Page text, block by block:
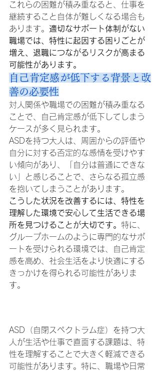
これらの困難が積み重なると、仕事を
継続すること自体が難しくなる場合も
あります。 適切なサポート体制がない
職場では、特性に起因する困りごとが
増え、退職につながるリスクが高まる
可能性があります。
自己肯定感が低下する背景と改
善の必要性
対人関係や職場での困難が積み重なる
ことで、自己肯定感が低下してしまう
ケースが多く見られます。
ASDを持つ大人は、周囲からの評価や
自分に対する否定的な感情を受けやす
い傾向があり、「自分は普通にできな
い」と感じることで、さらなる孤立感
を抱いてしまうことがあります。
こうした状況を改善するには、特性を
理解した環境で安心して生活できる場
所を見つけることが大切です。 特に、
グループホームのように専門的なサポ
ートを受けられる環境では、自己肯定
感を高め、社会生活をより快適にする
きっかけを得られる可能性がありま
す。
ASD（自閉スペクトラム症）を持つ大
人が生活や仕事で直面する課題は、特
性を理解することで大きく軽減できる
可能性があります。特に、職場や日常